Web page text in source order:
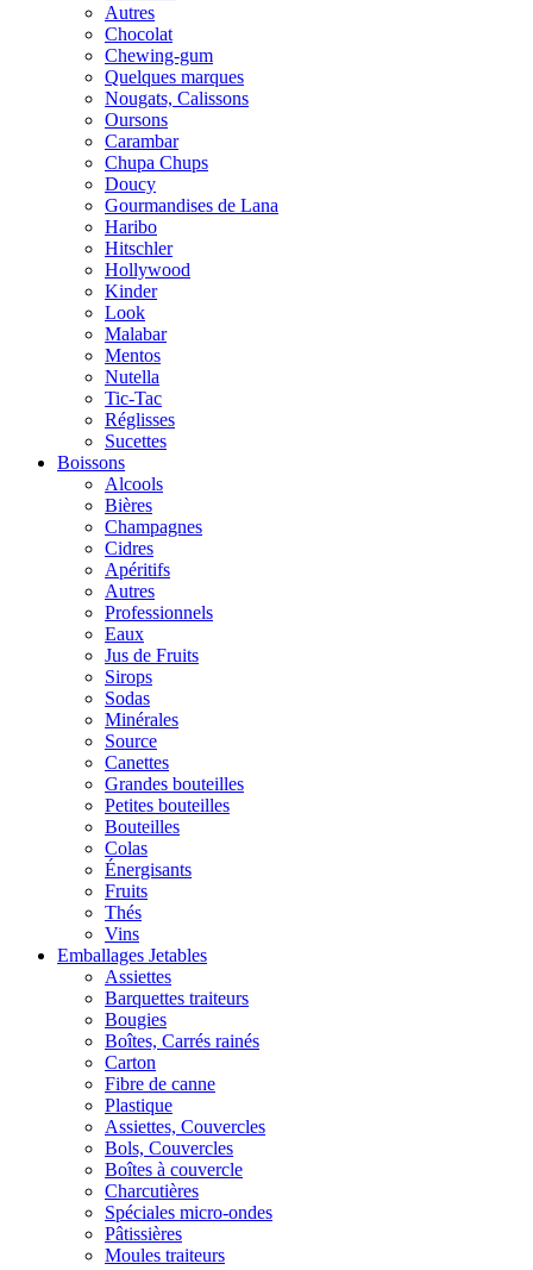
Autres
Chocolat
Chewing-gum
Quelques marques
Nougats, Calissons
Oursons
Carambar
Chupa Chups
Doucy
Gourmandises de Lana
Haribo
Hitschler
Hollywood
Kinder
Look
Malabar
Mentos
Nutella
Tic-Tac
Réglisses
Sucettes
Boissons
Alcools
Bières
Champagnes
Cidres
Apéritifs
Autres
Professionnels
Eaux
Jus de Fruits
Sirops
Sodas
Minérales
Source
Canettes
Grandes bouteilles
Petites bouteilles
Bouteilles
Colas
Énergisants
Fruits
Thés
Vins
Emballages Jetables
Assiettes
Barquettes traiteurs
Bougies
Boîtes, Carrés rainés
Carton
Fibre de canne
Plastique
Assiettes, Couvercles
Bols, Couvercles
Boîtes à couvercle
Charcutières
Spéciales micro-ondes
Pâtissières
Moules traiteurs